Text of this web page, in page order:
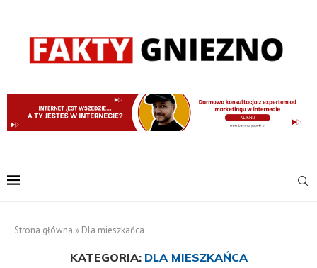
Strona główna » Dla mieszkańca
KATEGORIA: DLA MIESZKAŃCA